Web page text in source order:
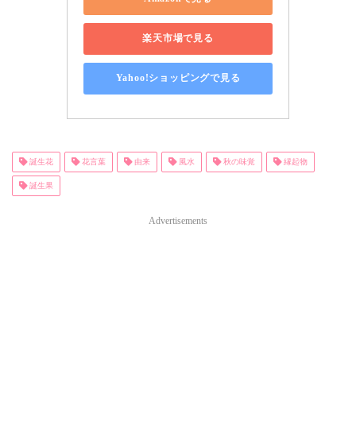
楽天市場で見る
Yahoo!ショッピングで見る
誕生花 花言葉 由来 風水 秋の味覚 縁起物
誕生果
Advertisements